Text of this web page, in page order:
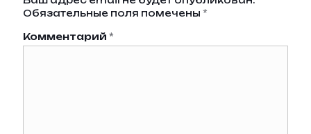
Обязательные поля помечены *
Комментарий *